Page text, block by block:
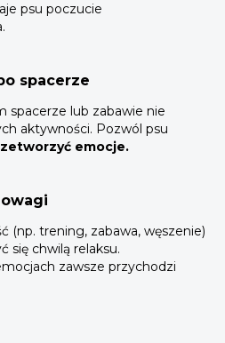
psu poczucie
spacerze
spacerze lub zabawie nie
aktywności. Pozwól psu
emocje.
(np. trening, zabawa, węszenie)
się chwilą relaksu.
zawsze przychodzi